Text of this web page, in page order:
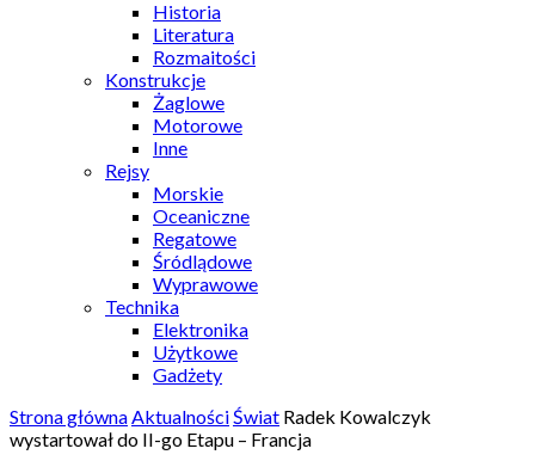
Historia
Literatura
Rozmaitości
Konstrukcje
Żaglowe
Motorowe
Inne
Rejsy
Morskie
Oceaniczne
Regatowe
Śródlądowe
Wyprawowe
Technika
Elektronika
Użytkowe
Gadżety
Strona głównaAktualnościŚwiat Radek Kowalczyk
wystartował do II-go Etapu – Francja